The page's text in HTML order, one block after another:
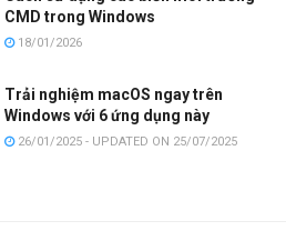
CMD trong Windows
18/01/2026
Trải nghiệm macOS ngay trên
Windows với 6 ứng dụng này
26/01/2025 - UPDATED ON 25/07/2025